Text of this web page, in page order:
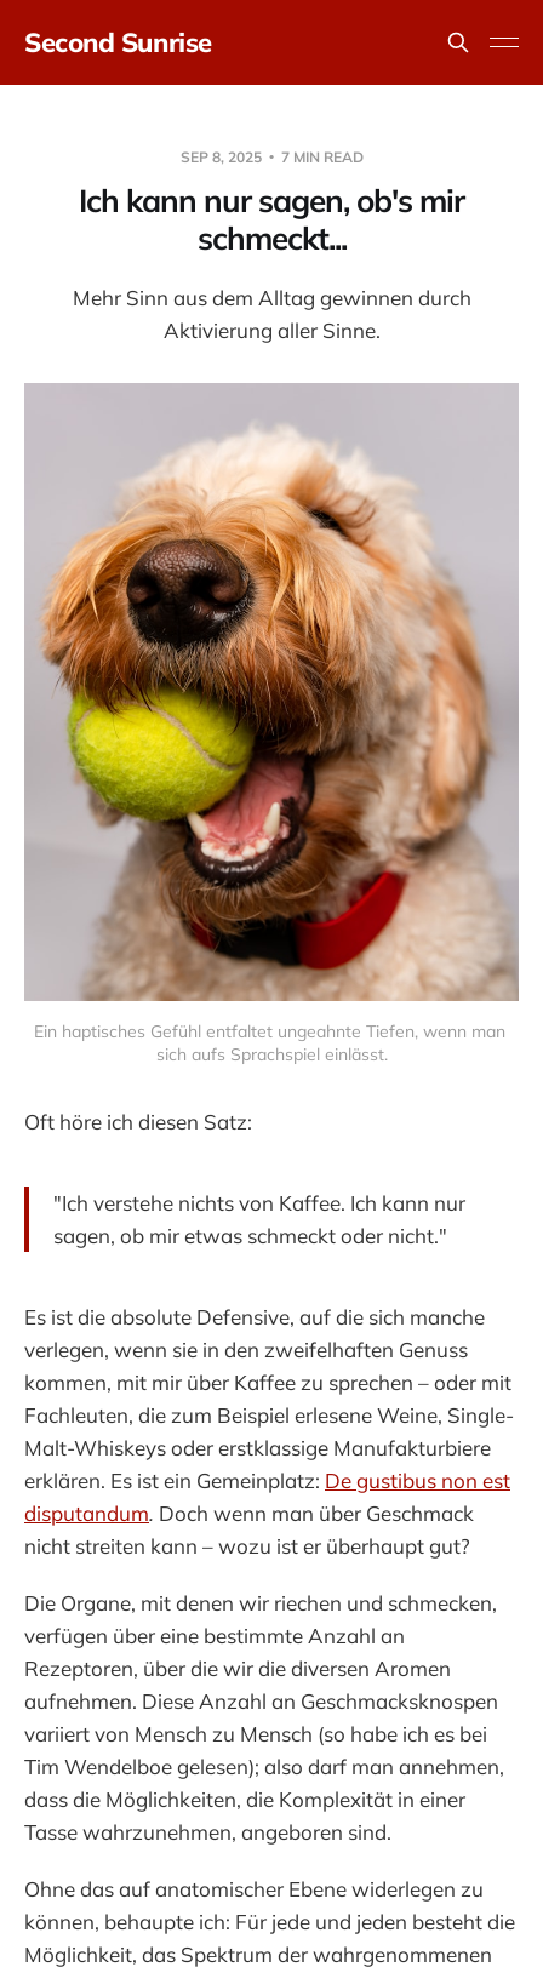
Second Sunrise
SEP 8, 2025 7 MIN READ
Ich kann nur sagen, ob's mir
schmeckt...
Mehr Sinn aus dem Alltag gewinnen durch
Aktivierung aller Sinne.
Ein haptisches Gefühl entfaltet ungeahnte Tiefen, wenn man
sich aufs Sprachspiel einlässt.
Oft höre ich diesen Satz:
"Ich verstehe nichts von Kaffee. Ich kann nur
sagen, ob mir etwas schmeckt oder nicht."
Es ist die absolute Defensive, auf die sich manche
verlegen, wenn sie in den zweifelhaften Genuss
kommen, mit mir über Kaffee zu sprechen – oder mit
Fachleuten, die zum Beispiel erlesene Weine, Single-
Malt-Whiskeys oder erstklassige Manufakturbiere
erklären. Es ist ein Gemeinplatz: De gustibus non est
disputandum. Doch wenn man über Geschmack
nicht streiten kann – wozu ist er überhaupt gut?
Die Organe, mit denen wir riechen und schmecken,
verfügen über eine bestimmte Anzahl an
Rezeptoren, über die wir die diversen Aromen
aufnehmen. Diese Anzahl an Geschmacksknospen
variiert von Mensch zu Mensch (so habe ich es bei
Tim Wendelboe gelesen); also darf man annehmen,
dass die Möglichkeiten, die Komplexität in einer
Tasse wahrzunehmen, angeboren sind.
Ohne das auf anatomischer Ebene widerlegen zu
können, behaupte ich: Für jede und jeden besteht die
Möglichkeit, das Spektrum der wahrgenommenen